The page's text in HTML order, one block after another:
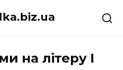
на літеру І